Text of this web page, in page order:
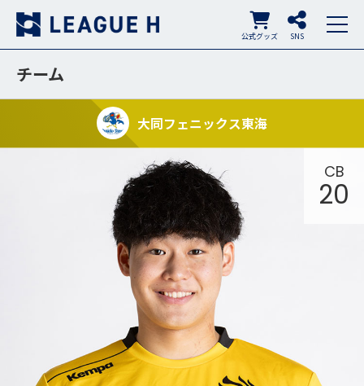
SNS
公式グッズ
チーム
大同フェニックス東海
CB
20